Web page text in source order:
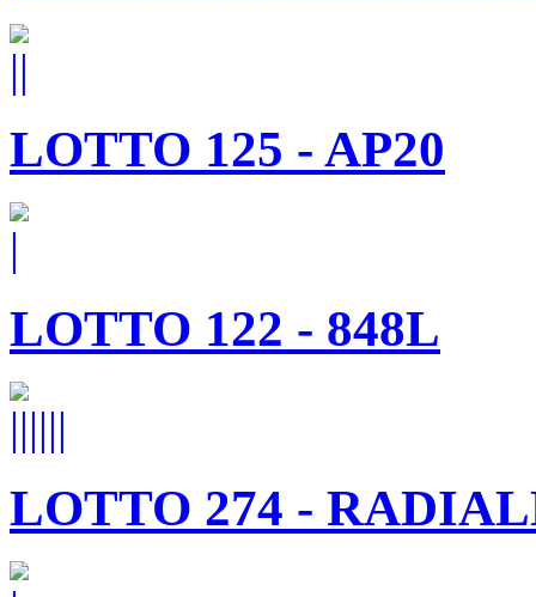
LOTTO 125 - AP20
LOTTO 122 - 848L
LOTTO 274 -